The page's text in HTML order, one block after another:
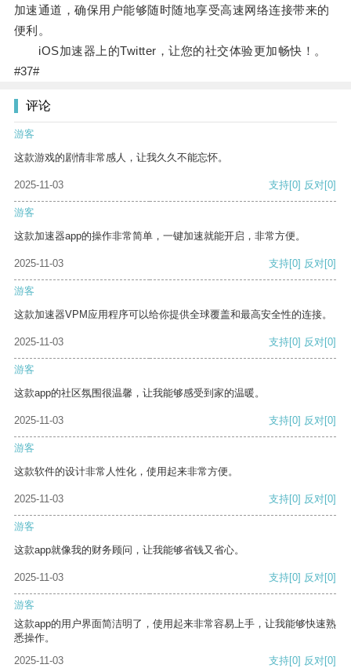
加速通道，确保用户能够随时随地享受高速网络连接带来的
便利。
iOS加速器上的Twitter，让您的社交体验更加畅快！。
#37#
评论
游客
这款游戏的剧情非常感人，让我久久不能忘怀。
2025-11-03 支持[0] 反对[0]
游客
这款加速器app的操作非常简单，一键加速就能开启，非常方便。
2025-11-03 支持[0] 反对[0]
游客
这款加速器VPM应用程序可以给你提供全球覆盖和最高安全性的连接。
2025-11-03 支持[0] 反对[0]
游客
这款app的社区氛围很温馨，让我能够感受到家的温暖。
2025-11-03 支持[0] 反对[0]
游客
这款软件的设计非常人性化，使用起来非常方便。
2025-11-03 支持[0] 反对[0]
游客
这款app就像我的财务顾问，让我能够省钱又省心。
2025-11-03 支持[0] 反对[0]
游客
这款app的用户界面简洁明了，使用起来非常容易上手，让我能够快速熟
悉操作。
2025-11-03
支持[0] 反对[0]